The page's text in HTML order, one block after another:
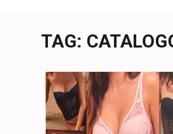
TAG: